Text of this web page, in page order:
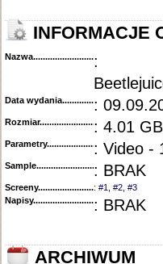
INFORMACJE
Nazwa.............................................
:
Data wydania......................................
:
Rozmiar...........................................
: 4.01 GB
Parametry.........................................
: Video -
Sample............................................
: BRAK
Screeny...........................................
: #1 #2 #3
Napisy............................................
: BRAK
ARCHIWUM